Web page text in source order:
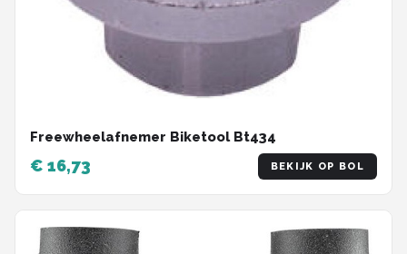
Freewheelafnemer Biketool Bt434
€ 16,73 BEKIJK OP BOL